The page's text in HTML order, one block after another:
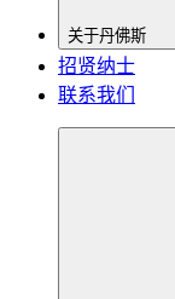
关于丹佛斯
招贤纳士
联系我们